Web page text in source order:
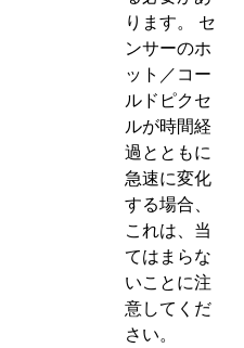
ります。 セ
ンサーのホ
ット／コー
ルドピクセ
ルが時間経
過とともに
急速に変化
する場合、
これは、当
てはまらな
いことに注
意してくだ
さい。